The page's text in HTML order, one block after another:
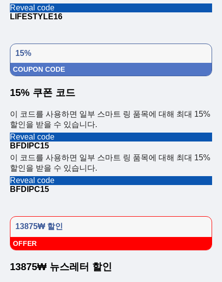
Reveal code
LIFESTYLE16
15%
COUPON CODE
15% 쿠폰 코드
이 코드를 사용하면 일부 스마트 링 품목에 대해 최대 15%
할인을 받을 수 있습니다.
Reveal code
BFDIPC15
이 코드를 사용하면 일부 스마트 링 품목에 대해 최대 15%
할인을 받을 수 있습니다.
Reveal code
BFDIPC15
13875₩ 할인
OFFER
13875₩ 뉴스레터 할인